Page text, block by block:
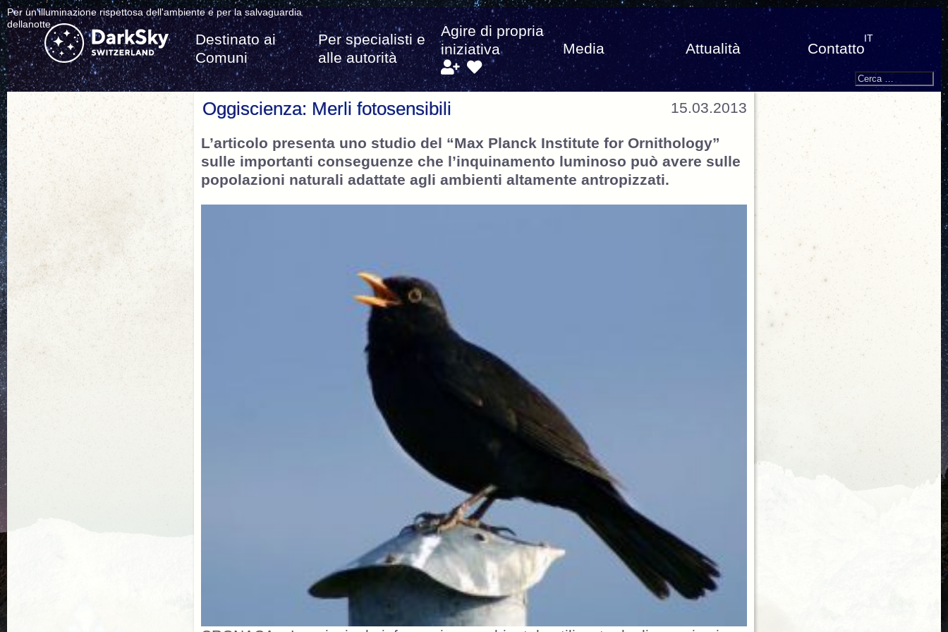
Per un'illuminazione rispettosa dell'ambiente e per la salvaguardia
dellanotte.
Destinato ai
Comuni
Per specialisti e
alle autorità
Agire di propria
iniziativa
Media Attualità Contatto
IT
Search
Cerca:
15.03.2013
Oggiscienza: Merli fotosensibili
L’articolo presenta uno studio del “Max Planck Institute for Ornithology”
sulle importanti conseguenze che l’inquinamento luminoso può avere sulle
popolazioni naturali adattate agli ambienti altamente antropizzati.